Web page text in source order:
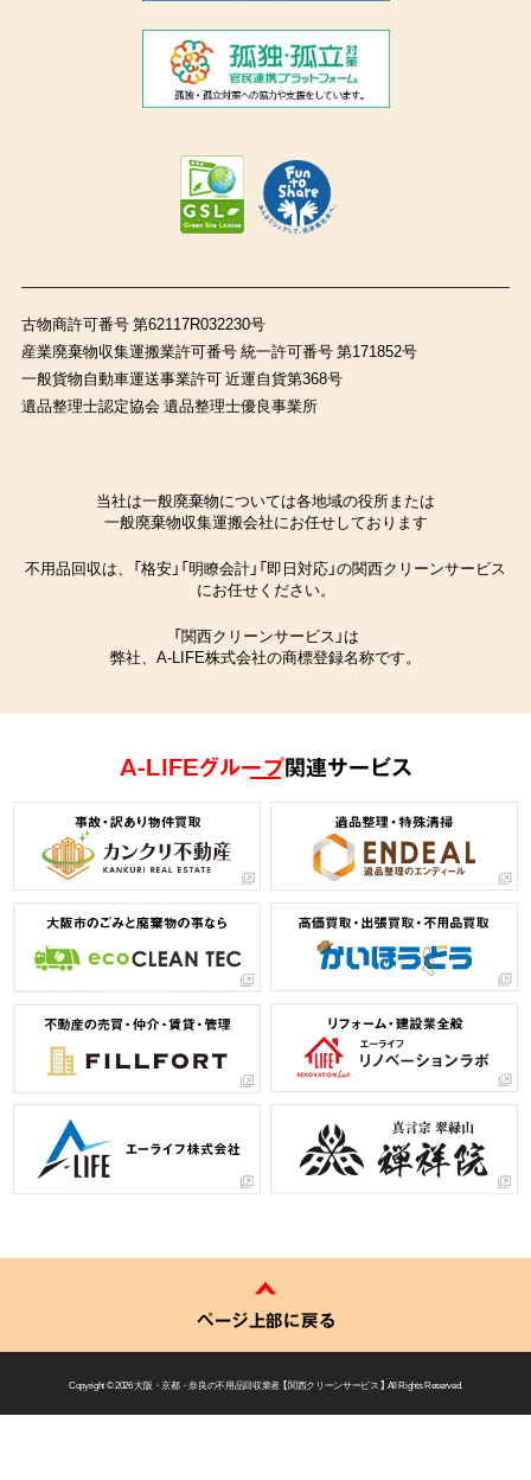
古物商許可番号 第62117R032230号
産業廃棄物収集運搬業許可番号 統一許可番号 第171852号
一般貨物自動車運送事業許可 近運自貨第368号
遺品整理士認定協会 遺品整理士優良事業所
当社は一般廃棄物については各地域の役所または
一般廃棄物収集運搬会社にお任せしております
不用品回収は、「格安」「明瞭会計」「即日対応」の関西クリーンサービス
にお任せください。
「関西クリーンサービス」は
弊社、A-LIFE株式会社の商標登録名称です。
A-LIFEグループ関連サービス
ページ上部に戻る
Copyright © 2026大阪・京都・奈良の不用品回収業者 【 関西クリーンサービス 】 All Rights Reserved.